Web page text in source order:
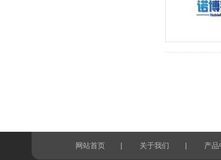
网站首页 | 关于我们 | 产品